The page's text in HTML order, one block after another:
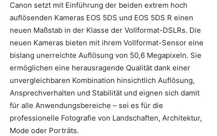
Canon setzt mit Einführung der beiden extrem hoch
auflösenden Kameras EOS 5DS und EOS 5DS R einen
neuen Maßstab in der Klasse der Vollformat-DSLRs. Die
neuen Kameras bieten mit ihrem Vollformat-Sensor eine
bislang unerreichte Auflösung von 50,6 Megapixeln. Sie
ermöglichen eine herausragende Qualität dank einer
unvergleichbaren Kombination hinsichtlich Auflösung,
Ansprechverhalten und Stabilität und eignen sich damit
für alle Anwendungsbereiche – sei es für die
professionelle Fotografie von Landschaften, Architektur,
Mode oder Porträts.